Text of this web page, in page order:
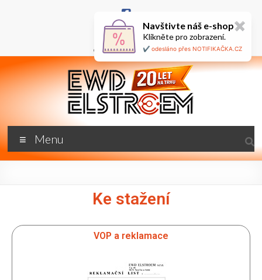
+420 777 687 800
ewd@ewdel.cz
🇬🇧
Menu
Ke stažení
VOP a reklamace
Navštivte náš e-shop✖
Klikněte pro zobrazení.
✔️ odesláno přes NOTIFIKAČKA.CZ